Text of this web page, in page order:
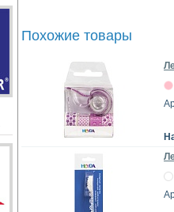
Похожие товары